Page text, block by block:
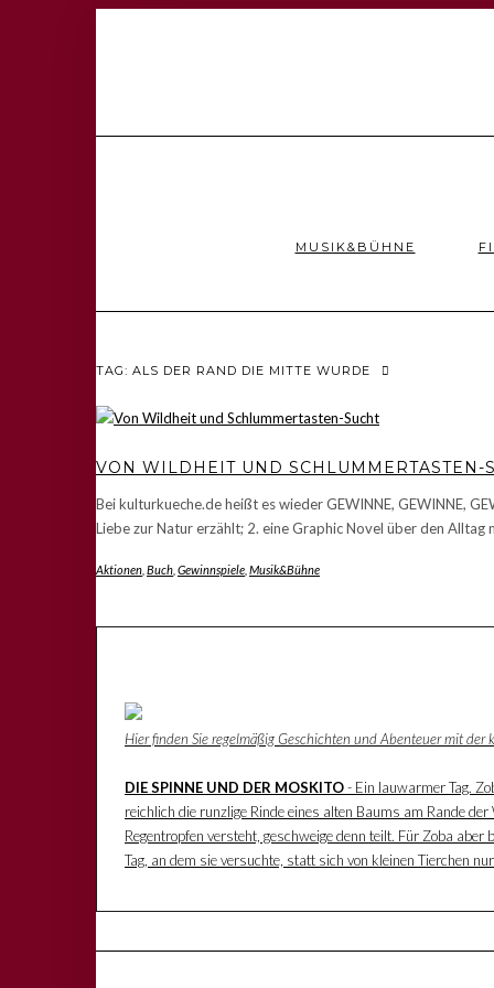
MUSIK&BÜHNE
TAG: ALS DER RAND DIE MITTE WURDE
VON WILDHEIT UND SCHLUMMERTASTEN-
Bei kulturkueche.de heißt es wieder GEWINNE, GEWINNE,
Liebe zur Natur erzählt; 2. eine Graphic Novel über den
Aktionen Buch Gewinnspiele Musik&Bühne
Hier finden Sie regelmäßig Geschichten und Abenteuer mit
DIE SPINNE UND DER MOSKITO- Ein lauwarmer Tag.
reichlich die runzlige Rinde eines alten Baums am Rande
Regentropfen versteht, geschweige denn teilt. Für Zoba
Tag, an dem sie versuchte, statt sich von kleinen Tierchen